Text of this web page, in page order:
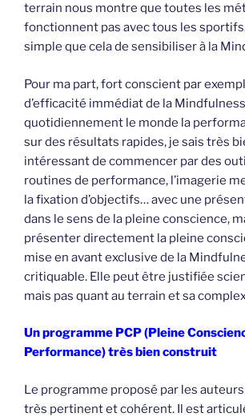
terrain nous montre que toutes les
fonctionnent pas avec tous les sportifs.
simple que cela de sensibiliser à la
Pour ma part, fort conscient par
d’efficacité immédiat de la
quotidiennement le monde la
sur des résultats rapides, je sais très
intéressant de commencer par des
routines de performance, l’imagerie
la fixation d’objectifs… avec une
dans le sens de la pleine conscience,
présenter directement la pleine
mise en avant exclusive de la
critiquable. Elle peut être justifiée
mais pas quant au terrain et sa
Un programme PCP (Pleine
Performance) très bien construit
Le programme proposé par les
très pertinent et cohérent. Il est